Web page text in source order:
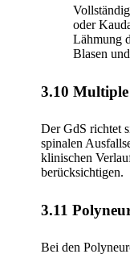
oder
Lähmung
Blasen
3.10 Multiple
Der GdS richtet
spinalen
klinischen
berücksichtigen.
3.11
Bei den